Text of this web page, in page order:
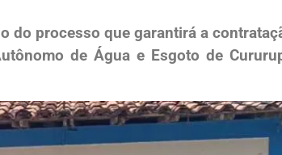
do processo que garantirá a
de Água e Esgoto de